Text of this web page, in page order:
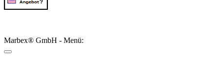
Marbex® GmbH - Menü: